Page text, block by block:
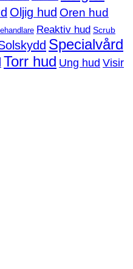
Oljig hud Oren hud
Reaktiv hud Scrub
Specialvård
Torr hud Ung hud Visir